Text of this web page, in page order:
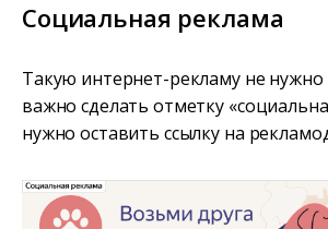
Социальная реклама
Такую интернет-рекламу не
важно сделать отметку
нужно оставить ссылку на